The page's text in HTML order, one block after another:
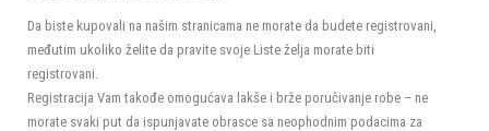
Da biste kupovali na našim stranicama ne morate da budete registrovani,
međutim ukoliko želite da pravite svoje Liste želja morate biti
registrovani.
Registracija Vam takođe omogućava lakše i brže poručivanje robe – ne
morate svaki put da ispunjavate obrasce sa neophodnim podacima za